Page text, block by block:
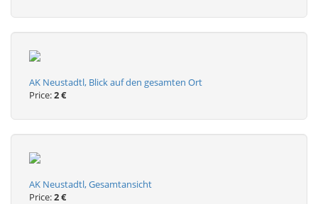
AK Neustadtl, Blick auf den gesamten Ort
Price:2 €
AK Neustadtl, Gesamtansicht
Price:2 €